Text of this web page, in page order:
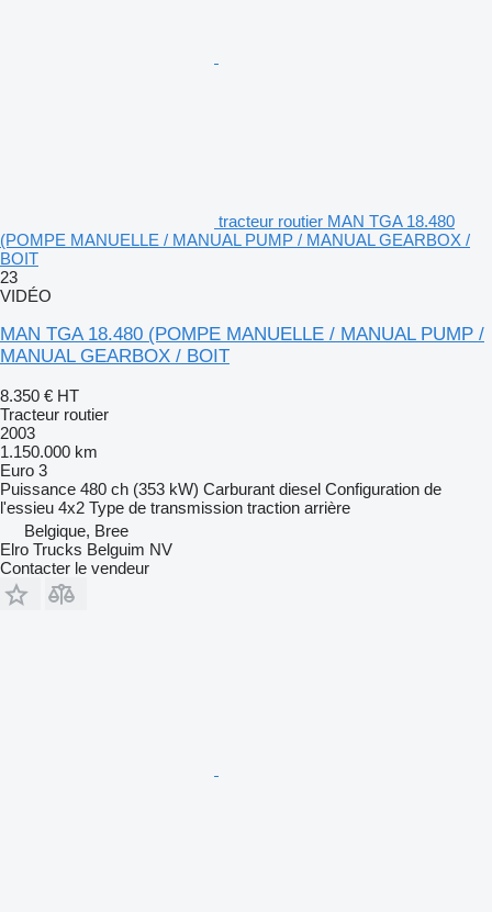
tracteur routier MAN TGA 18.480
(POMPE MANUELLE / MANUAL PUMP / MANUAL GEARBOX /
BOIT
23
VIDÉO
MAN TGA 18.480 (POMPE MANUELLE / MANUAL PUMP /
MANUAL GEARBOX / BOIT
8.350 € HT
Tracteur routier
2003
1.150.000 km
Euro 3
Puissance 480 ch (353 kW) Carburant diesel Configuration de
l'essieu 4x2 Type de transmission traction arrière
Belgique, Bree
Elro Trucks Belguim NV
Contacter le vendeur